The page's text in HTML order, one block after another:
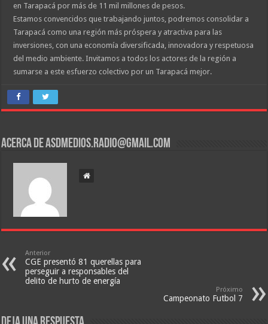
en Tarapacá por más de 11 mil millones de pesos.
Estamos convencidos que trabajando juntos, podremos consolidar a
Tarapacá como una región más próspera y atractiva para las
inversiones, con una economía diversificada, innovadora y respetuosa
del medio ambiente. Invitamos a todos los actores de la región a
sumarse a este esfuerzo colectivo por un Tarapacá mejor.
Acerca de asdmedios.radio@gmail.com
Anterior
CGE presentó 81 querellas para
perseguir a responsables del
delito de hurto de energía
Próximo
Campeonato Futbol 7